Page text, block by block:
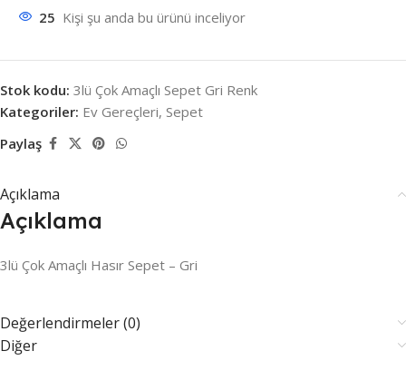
25 Kişi şu anda bu ürünü inceliyor
Stok kodu: 3lü Çok Amaçlı Sepet Gri Renk
Kategoriler: Ev Gereçleri, Sepet
Paylaş
Açıklama
Açıklama
3lü Çok Amaçlı Hasır Sepet – Gri
Değerlendirmeler (0)
Diğer